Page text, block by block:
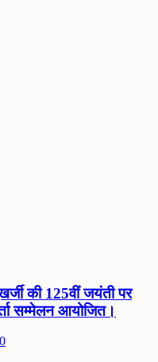
की 125वीं जयंती पर
सम्मेलन आयोजित।
0